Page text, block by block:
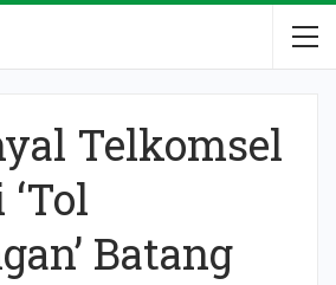
Telkomsel
Batang